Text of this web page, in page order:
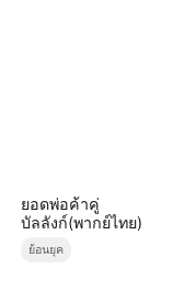
ยอดพ่อค้าคู่
บัลลังก์(พากย์ไทย)
ย้อนยุค